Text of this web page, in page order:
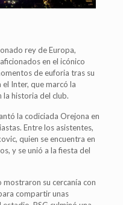
rey de Europa,
en el icónico
de euforia tras su
Inter, que marcó la
la historia del club.
la codiciada Orejona en
Entre los asistentes,
quien se encuentra en
y se unió a la fiesta del
su cercanía con
compartir unas